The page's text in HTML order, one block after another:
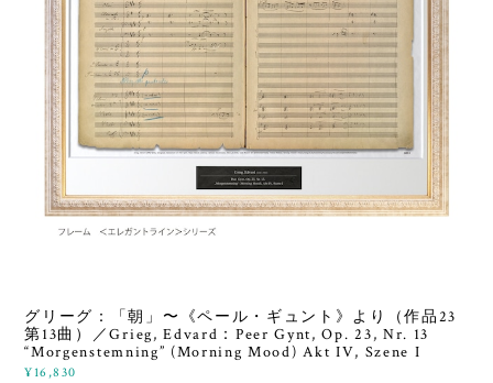
グリーグ：「朝」〜《ペール・ギュント》より（作品23
第13曲）／Grieg, Edvard：Peer Gynt, Op. 23, Nr. 13
“Morgenstemning” (Morning Mood) Akt IV, Szene I
¥16,830